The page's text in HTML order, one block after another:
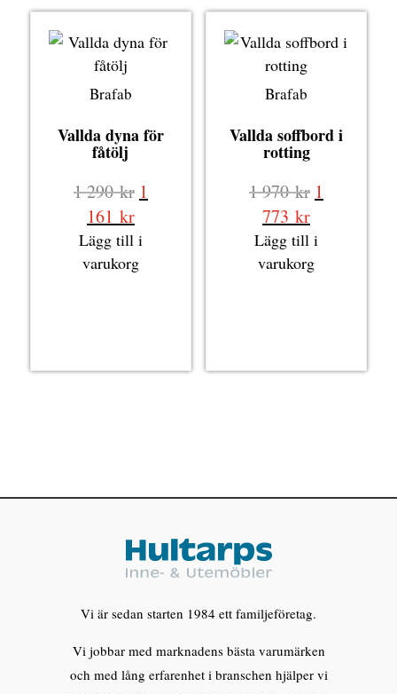
Brafab
Vallda dyna för
fåtölj
1 290kr Det
priset
var:
1
161 krDet
nuvarande
priset
Lägg till i
varukorg
Brafab
Vallda soffbord i
rotting
1 970kr Det
priset
var:
1
773 krDet
nuvarande
priset
Lägg till i
varukorg
Vi är sedan starten 1984 ett familjeföretag.
Vi jobbar med marknadens bästa varumärken
och med lång erfarenhet i branschen hjälper vi